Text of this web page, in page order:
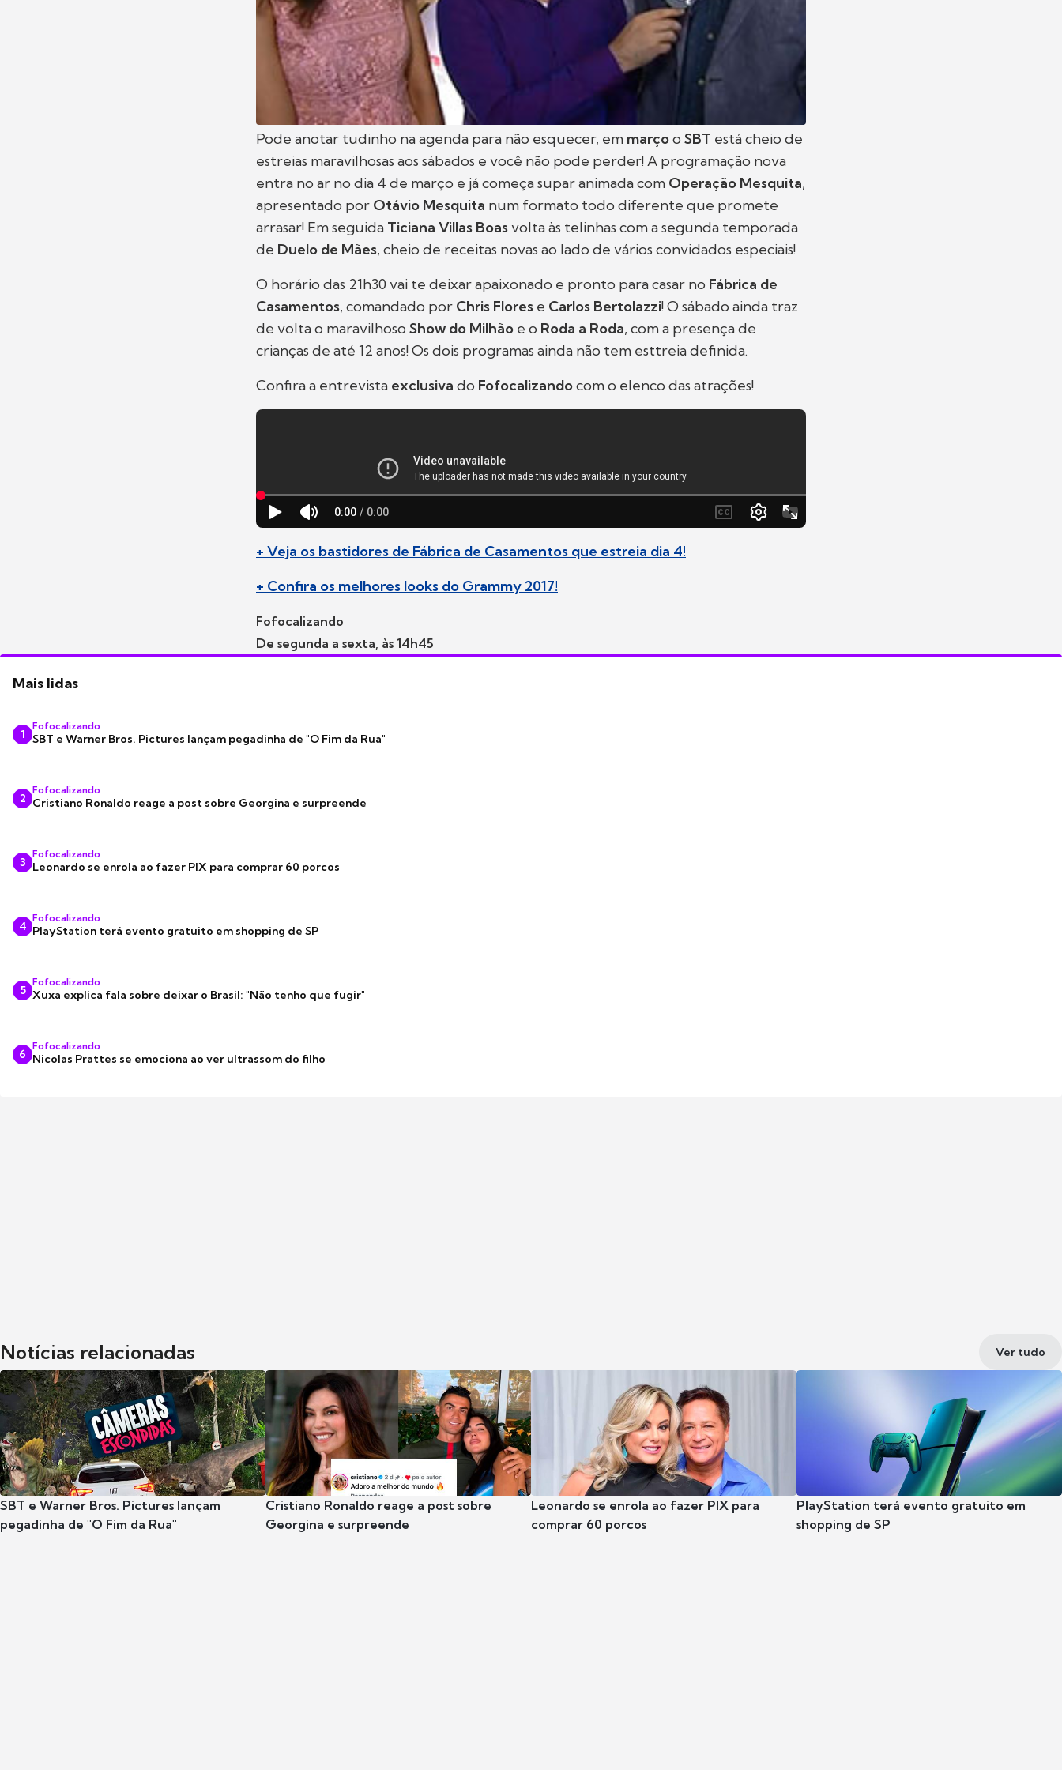
Pode anotar tudinho na agenda para não esquecer, em marçoo SBT está cheio de
estreias maravilhosas aos sábados e você não pode perder! A programação nova
entra no ar no dia 4 de março e já começa supar animada com Operação Mesquita,
apresentado por Otávio Mesquita num formato todo diferente que promete
arrasar! Em seguida Ticiana Villas Boasvolta às telinhas com a segunda temporada
de Duelo de Mães, cheio de receitas novas ao lado de vários convidados especiais!
O horário das 21h30 vai te deixar apaixonado e pronto para casar no Fábrica de
Casamentos, comandado por Chris Flores e Carlos Bertolazzi! O sábado ainda traz
de volta o maravilhoso Show do Milhão e o Roda a Roda, com a presença de
crianças de até 12 anos! Os dois programas ainda não tem esttreia definida.
Confira a entrevista exclusiva do Fofocalizandocom o elenco das atrações!
+ Veja os bastidores de Fábrica de Casamentos que estreia dia 4!
+ Confira os melhores looks do Grammy 2017!
Fofocalizando
De segunda a sexta, às 14h45
Mais lidas
1
Fofocalizando
SBT e Warner Bros. Pictures lançam pegadinha de "O Fim da Rua"
2
Fofocalizando
Cristiano Ronaldo reage a post sobre Georgina e surpreende
3
Fofocalizando
Leonardo se enrola ao fazer PIX para comprar 60 porcos
4
Fofocalizando
PlayStation terá evento gratuito em shopping de SP
5
Fofocalizando
Xuxa explica fala sobre deixar o Brasil: "Não tenho que fugir"
6
Fofocalizando
Nicolas Prattes se emociona ao ver ultrassom do filho
Notícias relacionadas Ver tudo
SBT e Warner Bros. Pictures lançam
pegadinha de "O Fim da Rua"
Cristiano Ronaldo reage a post sobre
Georgina e surpreende
Leonardo se enrola ao fazer PIX para
comprar 60 porcos
PlayStation terá evento gratuito em
shopping de SP